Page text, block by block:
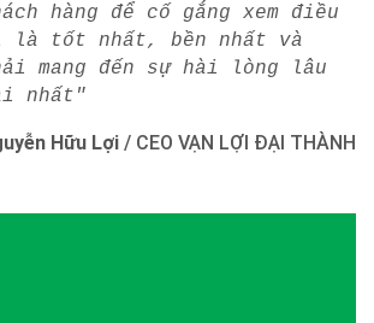
hàng để cố gắng xem điều
là tốt nhất, bền nhất và
mang đến sự hài lòng lâu
nhất"
Hữu Lợi / CEO VẠN LỢI ĐẠI THÀNH